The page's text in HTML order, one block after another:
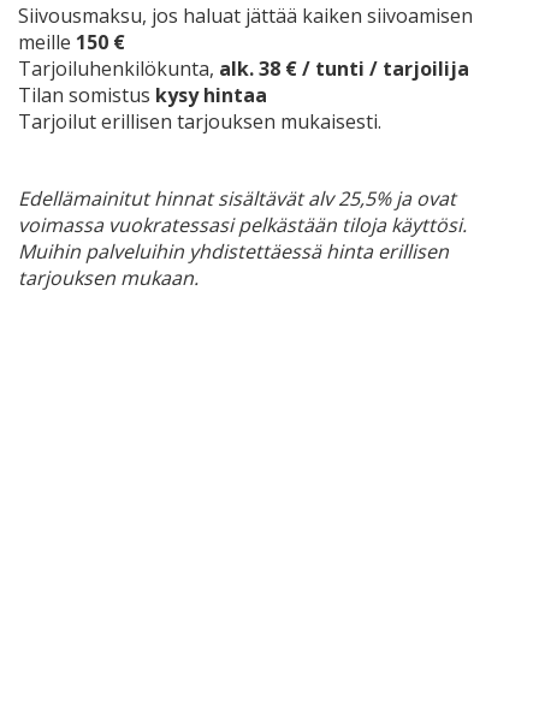
Siivousmaksu, jos haluat jättää kaiken siivoamisen
meille 150 €
Tarjoiluhenkilökunta, alk. 38 € / tunti / tarjoilija
Tilan somistus kysy hintaa
Tarjoilut erillisen tarjouksen mukaisesti.
Edellämainitut hinnat sisältävät alv 25,5% ja ovat
voimassa vuokratessasi pelkästään tiloja käyttösi.
Muihin palveluihin yhdistettäessä hinta erillisen
tarjouksen mukaan.